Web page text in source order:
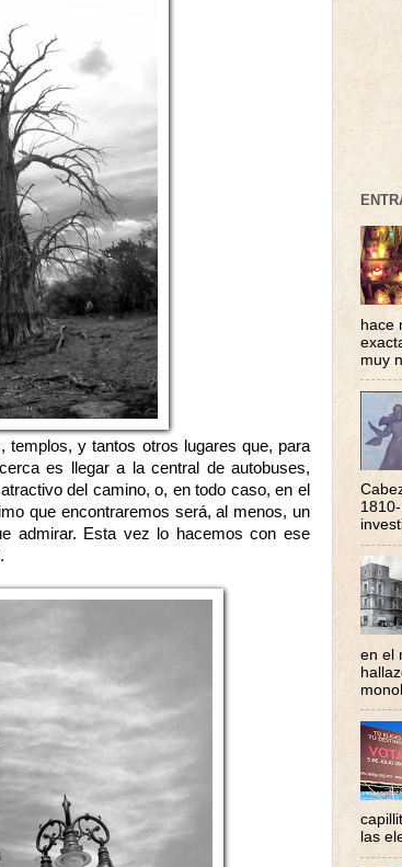
templos, y tantos otros lugares que, para
es llegar a la central de autobuses,
del camino, o, en todo caso, en el
que encontraremos será, al menos, un
admirar. Esta vez lo hacemos con ese
hace
muy
en el
las